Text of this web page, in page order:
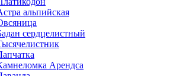
альпийская
сердцелистный
Арендса